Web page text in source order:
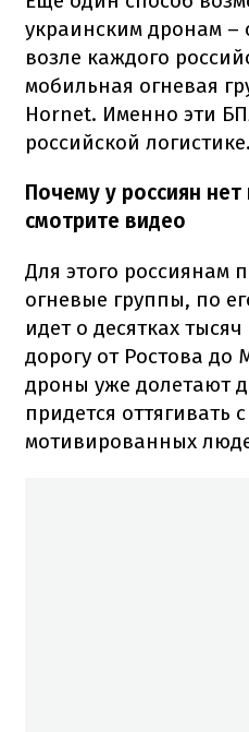
украинским дронам –
возле каждого
мобильная огневая
Hornet. Именно эти
российской логистике.
Почему у россиян
смотрите видео
Для этого россиянам
огневые группы, по
идет о десятках
дорогу от Ростова
дроны уже долетают
придется
мотивированных